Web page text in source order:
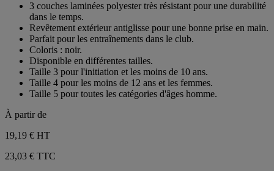
étoiles.
3 couches laminées polyester très résistant pour une durabilité
dans le temps.
Revêtement extérieur antiglisse pour une bonne prise en main.
Parfait pour les entraînements dans le club.
Coloris : noir.
Disponible en différentes tailles.
Taille 3 pour l'initiation et les moins de 10 ans.
Taille 4 pour les moins de 12 ans et les femmes.
Taille 5 pour toutes les catégories d'âges homme.
À partir de
19,19 € HT
23,03 € TTC